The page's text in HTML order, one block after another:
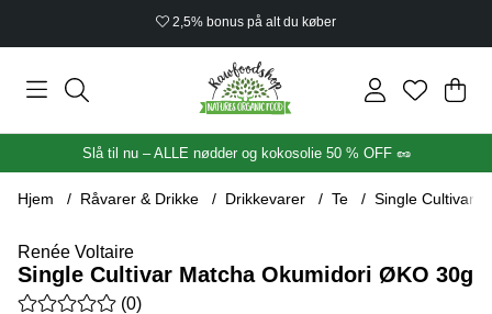
2,5% bonus på alt du køber
.
Slå til nu – ALLE nødder og kokosolie 50 % OFF 🥜
Hjem Råvarer & Drikke Drikkevarer Te Single Cultivar
Renée Voltaire
Single Cultivar Matcha Okumidori ØKO 30g
Gennemsnitlig vurdering 0 ud af 5 Antal vurderinger 0
(0)